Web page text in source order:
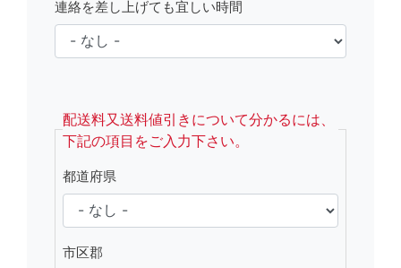
連絡を差し上げても宜しい時間
配送料又送料値引きについて分かるには、
下記の項目をご入力下さい。
都道府県
市区郡